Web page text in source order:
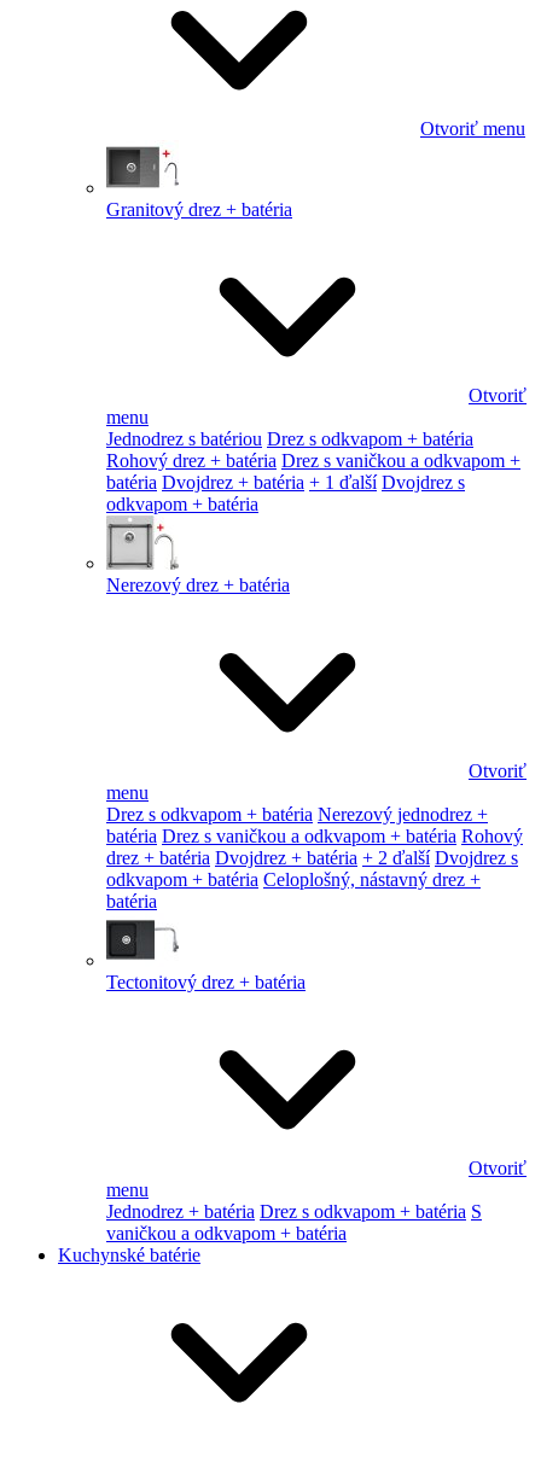
Otvoriť menu
Granitový drez + batéria
Otvoriť
menu
Jednodrez s batériou Drez s odkvapom + batéria
Rohový drez + batéria Drez s vaničkou a odkvapom +
batéria Dvojdrez + batéria + 1 ďalší Dvojdrez s
odkvapom + batéria
Nerezový drez + batéria
Otvoriť
menu
Drez s odkvapom + batéria Nerezový jednodrez +
batéria Drez s vaničkou a odkvapom + batéria Rohový
drez + batéria Dvojdrez + batéria + 2 ďalší Dvojdrez s
odkvapom + batéria Celoplošný, nástavný drez +
batéria
Tectonitový drez + batéria
Otvoriť
menu
Jednodrez + batéria Drez s odkvapom + batéria S
vaničkou a odkvapom + batéria
Kuchynské batérie